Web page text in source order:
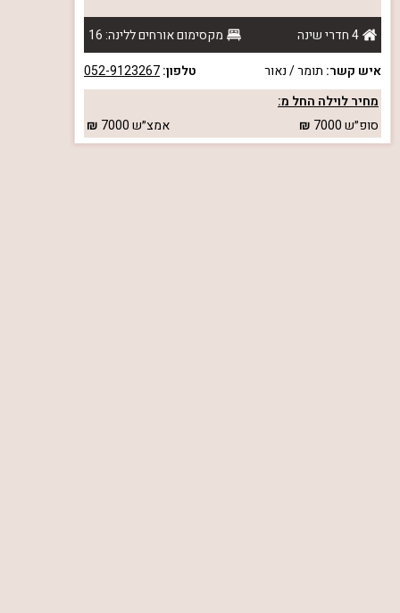
4 חדרי שינה
מקסימום אורחים ללינה: 16
איש קשר: תומר / נאור טלפון:052-9123267
מחיר לוילה החל מ:
סופ״ש7000 אמצ״ש7000